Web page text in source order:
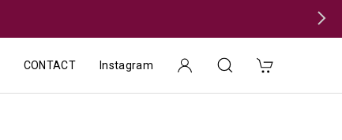
CONTACT Instagram